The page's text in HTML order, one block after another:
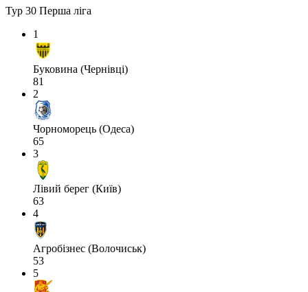
Тур 30 Перша ліга
1
Буковина (Чернівці)
81
2
Чорноморець (Одеса)
65
3
Лівий берег (Київ)
63
4
Агробізнес (Волочиськ)
53
5